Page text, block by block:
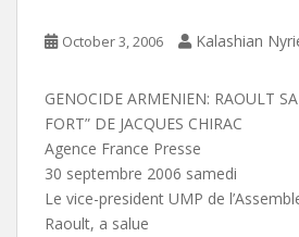
October 3, 2006 Kalashian
GENOCIDE ARMENIEN: RAOULT
FORT” DE JACQUES CHIRAC
Agence France Presse
30 septembre 2006 samedi
Le vice-president UMP de
Raoult, a salue